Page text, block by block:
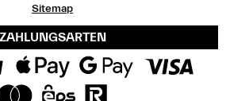
Sitemap
ZAHLUNGSARTEN